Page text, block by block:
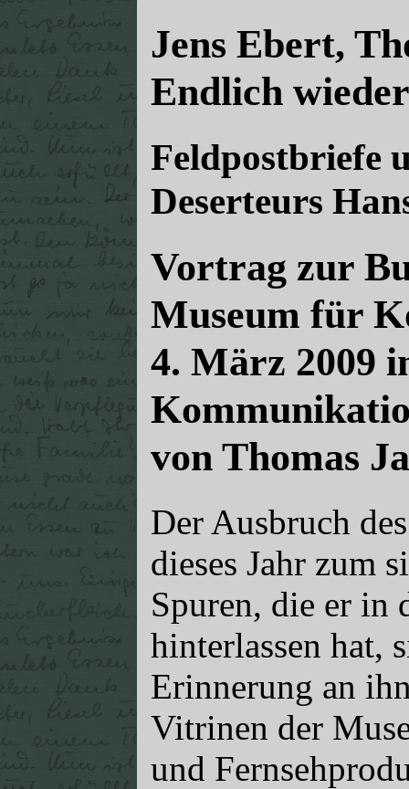
Jens Ebert,
Endlich
Feldpostbriefe
Deserteurs
Vortrag zur
Museum für
4. März 2009
von Thomas
Der Ausbruch
dieses Jahr zum
Spuren, die er in
hinterlassen hat,
Erinnerung an
Vitrinen der
und